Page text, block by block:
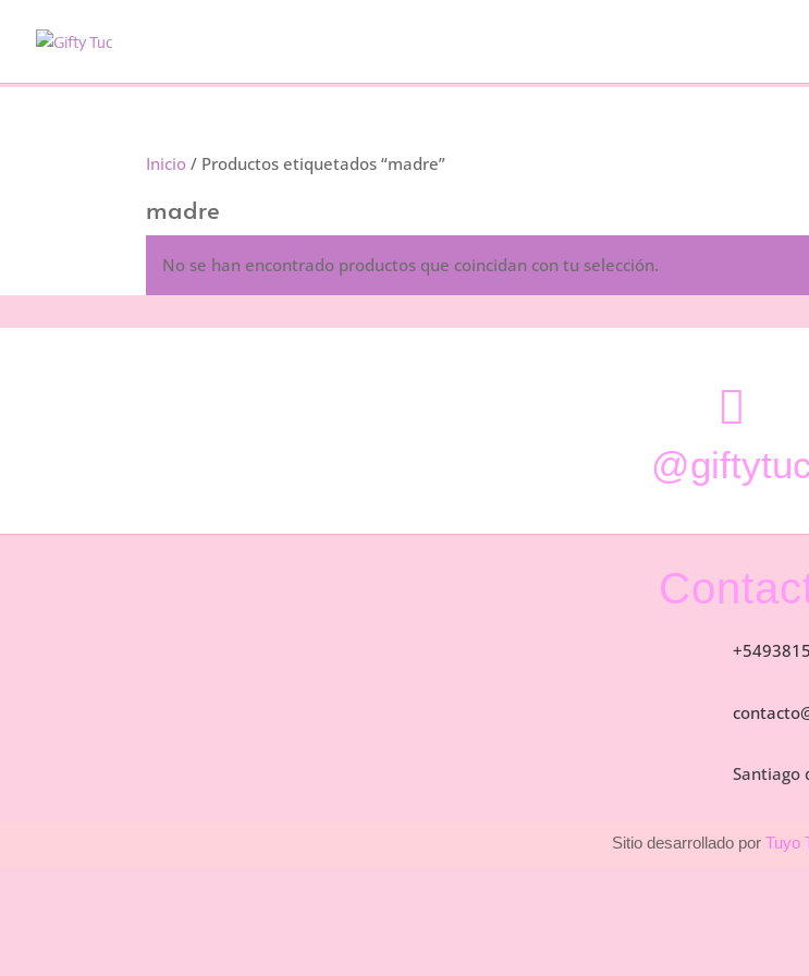
Inicio / Productos etiquetados “madre”
madre
No se han encontrado productos que coincidan con tu selección.

Santiago
Sitio desarrollado por Tuyo